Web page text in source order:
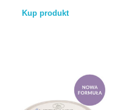
Kup produkt